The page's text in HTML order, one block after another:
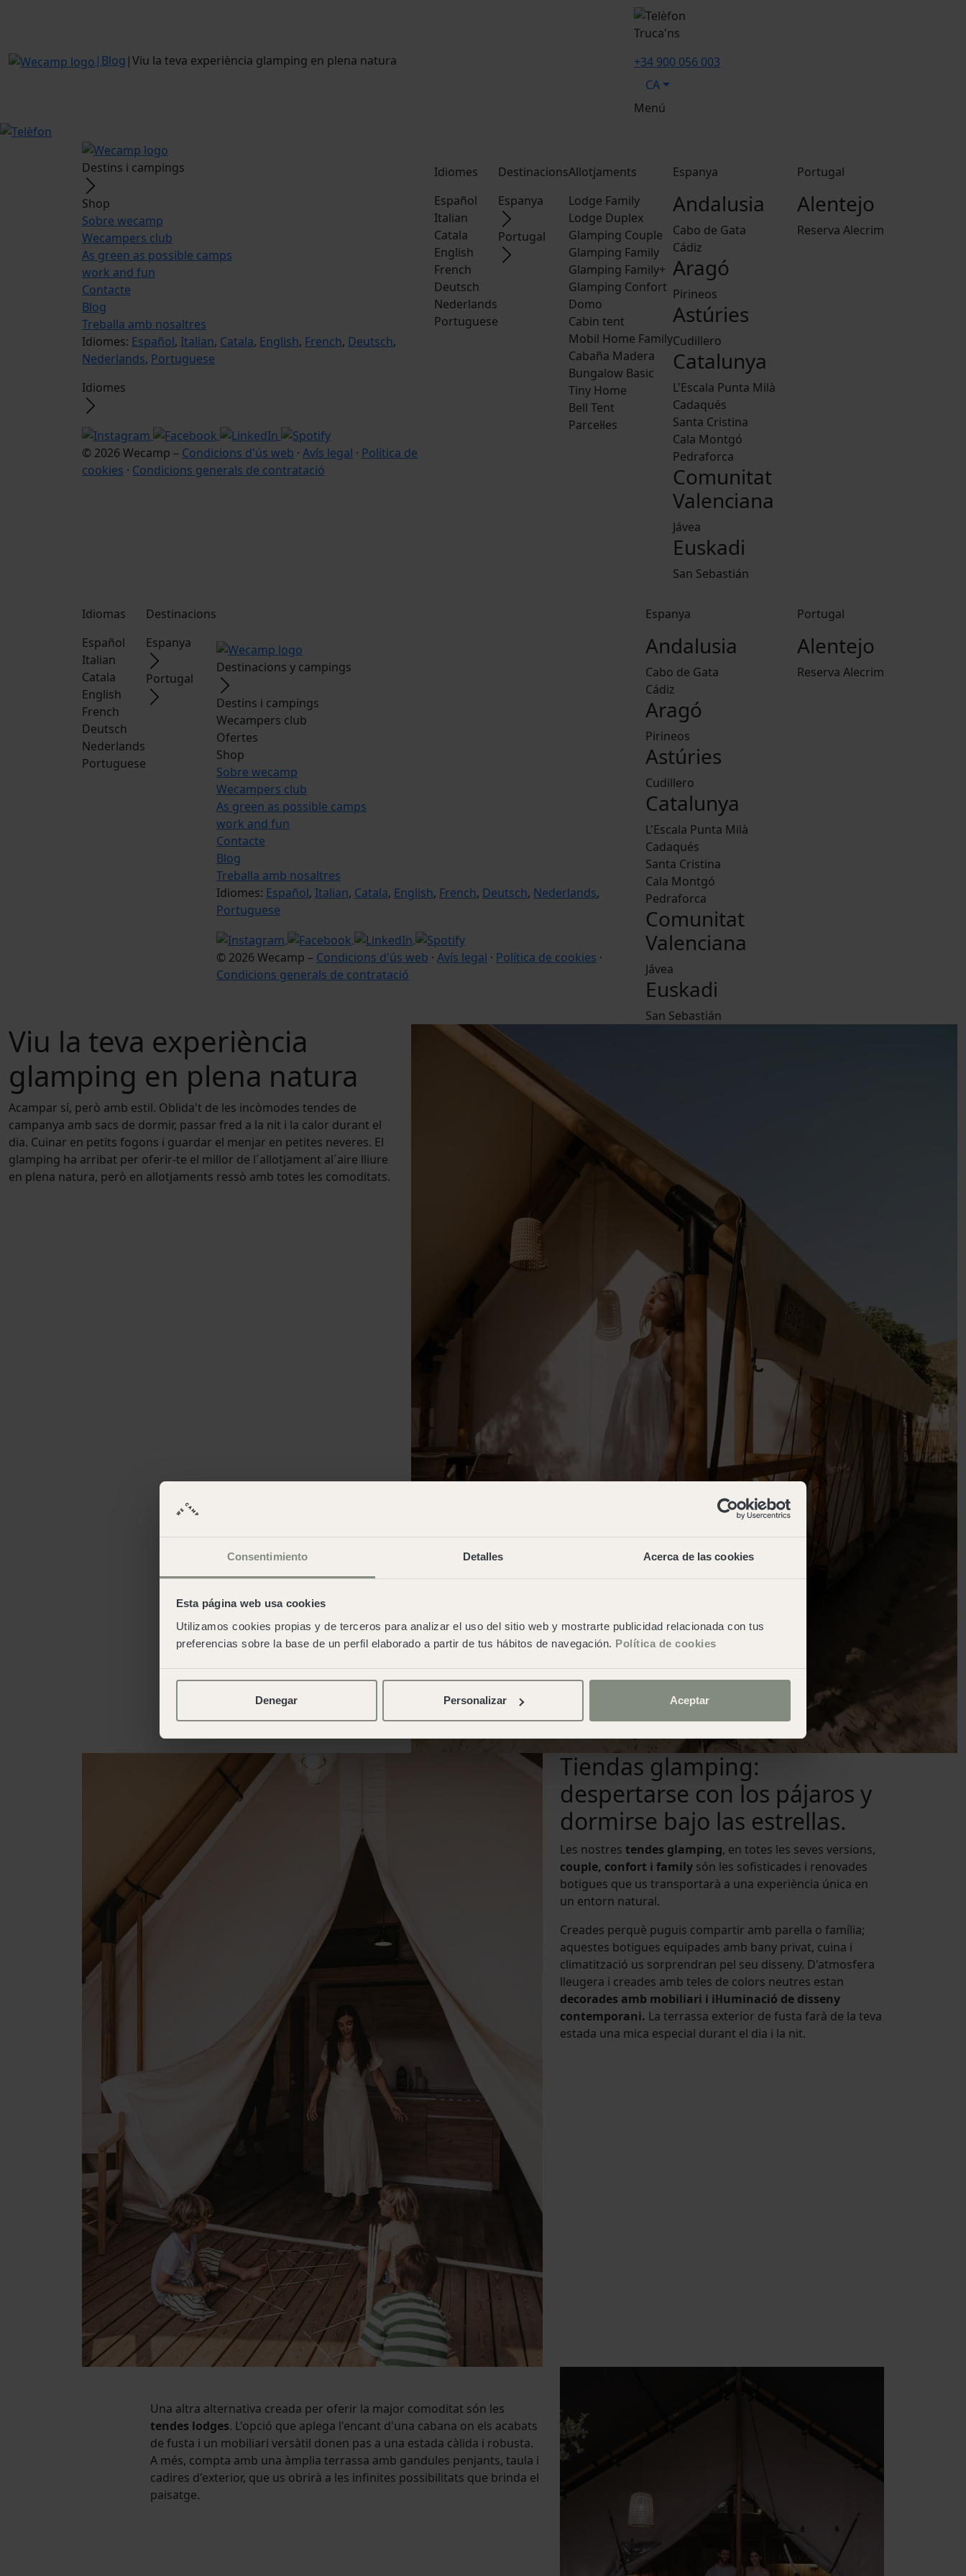
Consentimiento Detalles Acerca de las cookies
Esta página web usa cookies
Utilizamos cookies propias y de terceros para analizar el uso del sitio web y mostrarte publicidad relacionada con tus
preferencias sobre la base de un perfil elaborado a partir de tus hábitos de navegación. Política de cookies
Denegar Personalizar Aceptar
| Blog |Viu la teva experiència glamping en plena natura
Truca'ns
+34 900 056 003
CA
Menú
Destins i campings
Shop
Sobre wecamp
Wecampers club
As green as possible camps
work and fun
Contacte
Blog
Treballa amb nosaltres
Idiomes: Español, Italian, Catala, English, French, Deutsch,
Nederlands, Portuguese
Idiomes
© 2026 Wecamp – Condicions d'ús web · Avís legal · Política de
cookies · Condicions generals de contratació
Idiomes
Español
Italian
Catala
English
French
Deutsch
Nederlands
Portuguese
Destinacions
Espanya
Portugal
Allotjaments
Lodge Family
Lodge Duplex
Glamping Couple
Glamping Family
Glamping Family+
Glamping Confort
Domo
Cabin tent
Mobil Home Family
Cabaña Madera
Bungalow Basic
Tiny Home
Bell Tent
Parcel·les
Espanya
Andalusia
Cabo de Gata
Cádiz
Aragó
Pirineos
Astúries
Cudillero
Catalunya
L'Escala Punta Milà
Cadaqués
Santa Cristina
Cala Montgó
Pedraforca
Comunitat
Valenciana
Jávea
Euskadi
San Sebastián
Portugal
Alentejo
Reserva Alecrim
Idiomas
Español
Italian
Catala
English
French
Deutsch
Nederlands
Portuguese
Destinacions
Espanya
Portugal
Destinacions y campings
Destins i campings
Wecampers club
Ofertes
Shop
Sobre wecamp
Wecampers club
As green as possible camps
work and fun
Contacte
Blog
Treballa amb nosaltres
Idiomes: Español, Italian, Catala, English, French, Deutsch, Nederlands,
Portuguese
© 2026 Wecamp – Condicions d'ús web · Avís legal · Política de cookies ·
Condicions generals de contratació
Espanya
Andalusia
Cabo de Gata
Cádiz
Aragó
Pirineos
Astúries
Cudillero
Catalunya
L'Escala Punta Milà
Cadaqués
Santa Cristina
Cala Montgó
Pedraforca
Comunitat
Valenciana
Jávea
Euskadi
San Sebastián
Portugal
Alentejo
Reserva Alecrim
Viu la teva experiència
glamping en plena natura
Acampar sí, però amb estil. Oblida't de les incòmodes tendes de
campanya amb sacs de dormir, passar fred a la nit i la calor durant el
dia. Cuinar en petits fogons i guardar el menjar en petites neveres. El
glamping ha arribat per oferir-te el millor de l´allotjament al´aire lliure
en plena natura, però en allotjaments ressò amb totes les comoditats.
Tiendas glamping:
despertarse con los pájaros y
dormirse bajo las estrellas.
Les nostres tendes glamping, en totes les seves versions,
couple, confort i family són les sofisticades i renovades
botigues que us transportarà a una experiència única en
un entorn natural.
Creades perquè puguis compartir amb parella o família;
aquestes botigues equipades amb bany privat, cuina i
climatització us sorprendran pel seu disseny. D'atmosfera
lleugera i creades amb teles de colors neutres estan
decorades amb mobiliari i il·luminació de disseny
contemporani. La terrassa exterior de fusta farà de la teva
estada una mica especial durant el dia i la nit.
Una altra alternativa creada per oferir la major comoditat són les
tendes lodges. L'opció que aplega l'encant d'una cabana on els acabats
de fusta i un mobiliari versàtil donen pas a una estada càlida i robusta.
A més, compta amb una àmplia terrassa amb gandules penjants, taula i
cadires d'exterior, que us obrirà a les infinites possibilitats que brinda el
paisatge.